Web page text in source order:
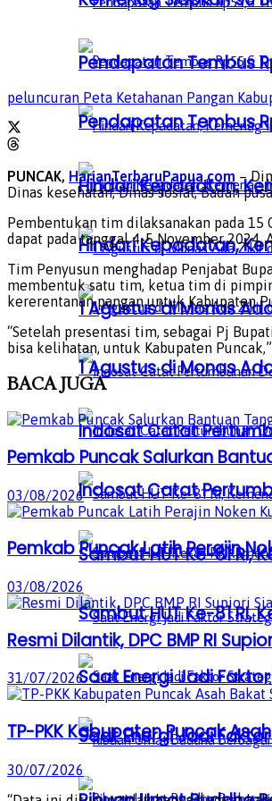
Pendapatan Tembus
Hindari Kepadatan,
1 Agustus di Monas
Indosat Catat
Sambut HUT Ke-81 RI,
Saat Energi Jadi
Pendapatan Tembus
Hindari Kepadatan,
1 Agustus di Monas
Indosat Catat
Sambut HUT Ke-81 RI,
Saat Energi Jadi
peluncuran Peta Ketahanan Pangan
PUNCAK, HarianTerbaruPapua.com –
Dinas kesehatan, Dinas sosial, Badan
Pembentukan tim dilaksanakan pada
dapat pada tanggal 4-5 November 2024,
Tim Penyusun menghadap Penjabat
membentuk satu tim, ketua tim di
kererentanan pangan untuk Kabupaten
“Setelah presentasi tim, sebagai Pj
bisa kelihatan, untuk Kabupaten
BACAJUGA
Pemkab Puncak Salurkan
03/08/2026
Pemkab Puncak Latih Perajin
03/08/2026
Resmi Dilantik, DPC BMP RI
31/07/2026
TP-PKK Kabupaten Puncak
30/07/2026